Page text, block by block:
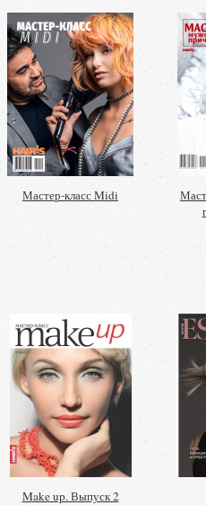
Мастер-класс Midi
Make up. Выпуск 2